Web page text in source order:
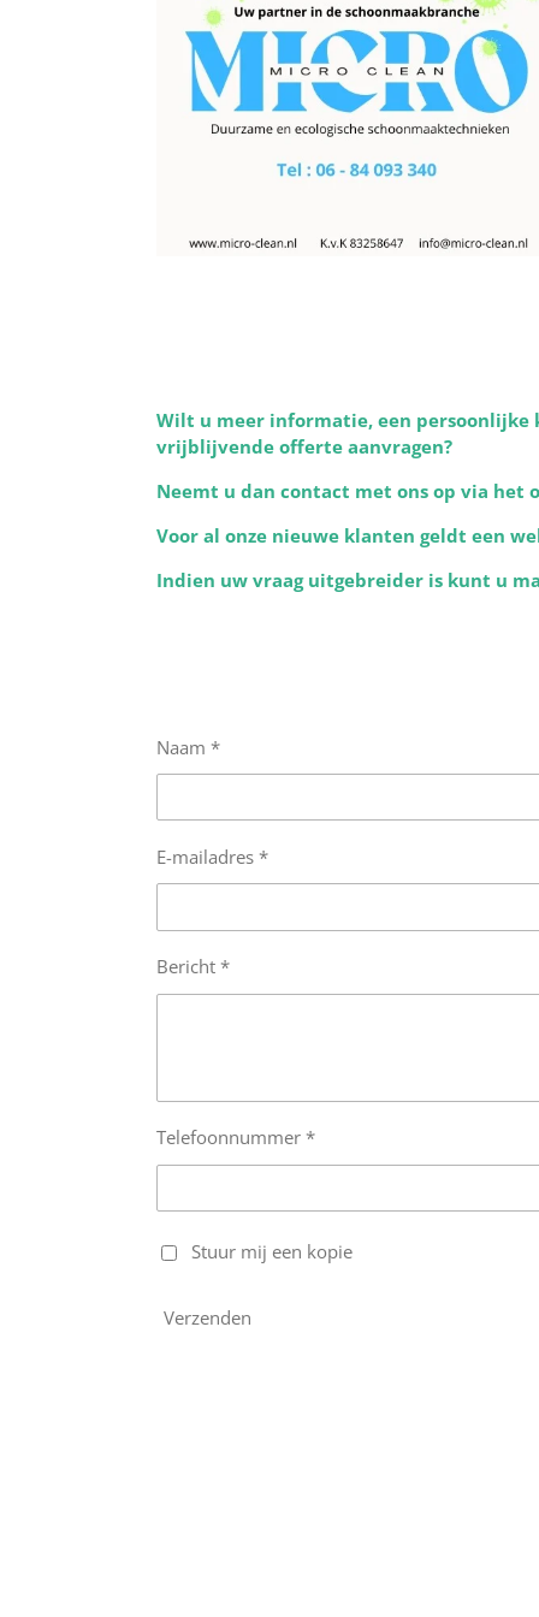
Wilt u meer informatie, een persoonlijke
vrijblijvende offerte aanvragen?
Neemt u dan contact met ons op via het
Voor al onze nieuwe klanten geldt een
Indien uw vraag uitgebreider is kunt u
Naam *
E-mailadres *
Bericht *
Telefoonnummer *
Stuur mij een kopie
Verzenden